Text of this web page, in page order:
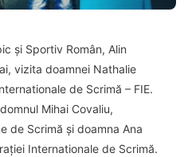
și Sportiv Român, Alin
vizita doamnei Nathalie
de Scrimă – FIE.
Mihai Covaliu,
de Scrimă și doamna Ana
Internationale de Scrimă.